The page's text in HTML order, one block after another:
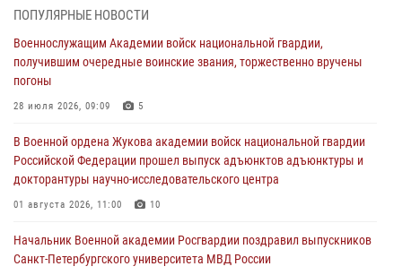
Военнослужащим Академии войск национальной гвардии,
погоны
28 июля 2026, 09:09
В Военной академии Росгвардии оглашены итоги абитуриентских
27 июля 2026, 14:49
Военная академия информирует!
23 июля 2026, 04:51
Курсант Военной академии войск национальной гвардии принял
участие в профориентационной встрече в Иверском городке
ПОПУЛЯРНЫЕ НОВОСТИ
Военнослужащим Академии войск национальной гвардии,
получившим очередные воинские звания, торжественно вручены
погоны
28 июля 2026, 09:09 5
В Военной ордена Жукова академии войск национальной гвардии
Российской Федерации прошел выпуск адъюнктов адъюнктуры и
докторантуры научно-исследовательского центра
01 августа 2026, 11:00 10
Начальник Военной академии Росгвардии поздравил выпускников
Санкт-Петербургского университета МВД России